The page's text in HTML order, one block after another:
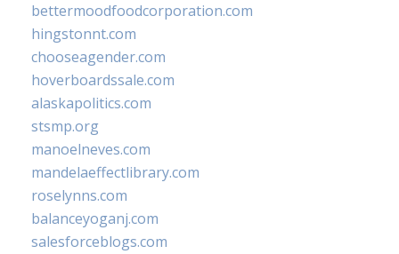
bettermoodfoodcorporation.com
hingstonnt.com
chooseagender.com
hoverboardssale.com
alaskapolitics.com
stsmp.org
manoelneves.com
mandelaeffectlibrary.com
roselynns.com
balanceyoganj.com
salesforceblogs.com